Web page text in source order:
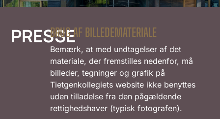
PRESSEBRUG AF BILLEDEMATERIALE
Bemærk, at med undtagelser af det
materiale, der fremstilles nedenfor, må
billeder, tegninger og grafik på
Tietgenkollegiets website ikke benyttes
uden tilladelse fra den pågældende
rettighedshaver (typisk fotografen).